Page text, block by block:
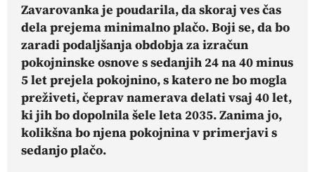
Zavarovanka je poudarila, da skoraj ves čas
dela prejema minimalno plačo. Boji se, da bo
zaradi podaljšanja obdobja za izračun
pokojninske osnove s sedanjih 24 na 40 minus
5 let prejela pokojnino, s katero ne bo mogla
preživeti, čeprav namerava delati vsaj 40 let,
ki jih bo dopolnila šele leta 2035. Zanima jo,
kolikšna bo njena pokojnina v primerjavi s
sedanjo plačo.